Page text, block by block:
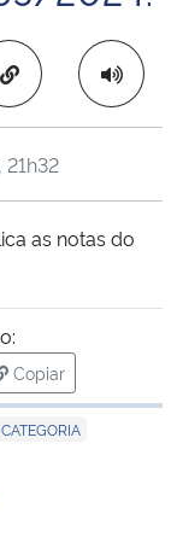
Copiar para área
as notas do
Copiar
para área de